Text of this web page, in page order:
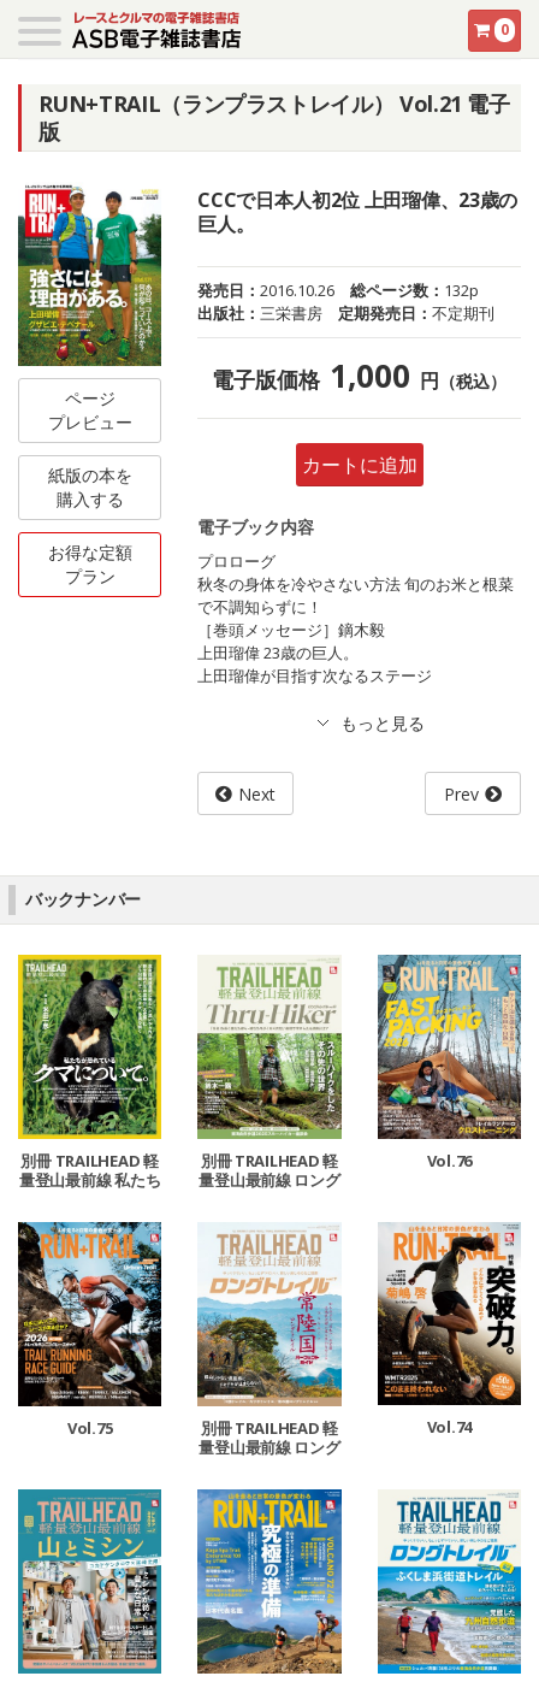
0
RUN+TRAIL（ランプラストレイル） Vol.21 電子
版
ページ
プレビュー
紙版の本を
購入する
お得な定額
プラン
CCCで日本人初2位 上田瑠偉、23歳の
巨人。
発売日：2016.10.26 総ページ数： 132p
出版社：三栄書房 定期発売日：不定期刊
電子版価格 1,000 円 （税込）
カートに追加
電子ブック内容
プロローグ
秋冬の身体を冷やさない方法 旬のお米と根菜
で不調知らずに！
［巻頭メッセージ］鏑木毅
上田瑠偉 23歳の巨人。
上田瑠偉が目指す次なるステージ
Next Prev
バックナンバー
別冊 TRAILHEAD 軽
量登山最前線 私たち
ついて。
別冊 TRAILHEAD 軽
量登山最前線 ロング
Vol.76
Vol.75
別冊 TRAILHEAD 軽
量登山最前線 ロング
Vol.74